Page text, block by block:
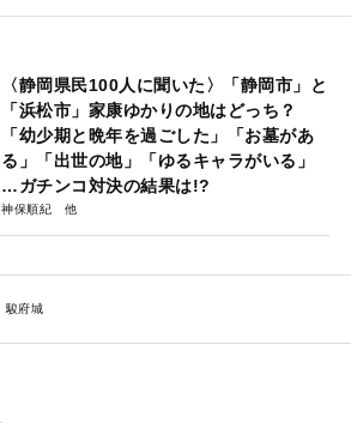
〈静岡県民100人に聞いた〉「静岡市」と
「浜松市」家康ゆかりの地はどっち？
「幼少期と晩年を過ごした」「お墓があ
る」「出世の地」「ゆるキャラがいる」
…ガチンコ対決の結果は!?
神保順紀
駿府城